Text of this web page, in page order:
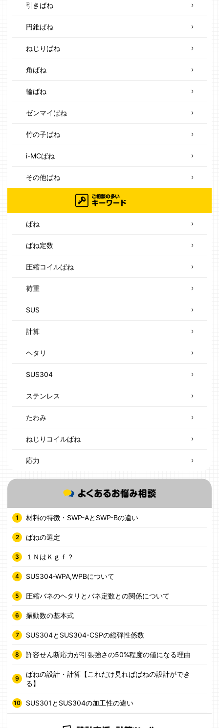
引きばね
円錐ばね
ねじりばね
角ばね
輪ばね
ゼンマイばね
竹の子ばね
i-MCばね
その他ばね
ばね
ばね定数
圧縮コイルばね
荷重
SUS
計算
ヘタリ
SUS304
ステンレス
たわみ
ねじりコイルばね
応力
材料の特徴・SWP-AとSWP-Bの違い
ばねの選定
１ＮはＫｇｆ？
SUS304-WPA,WPBについて
圧縮バネのヘタリとバネ定数との関係について
振動数の基本式
SUS304とSUS304-CSPの縦弾性係数
許容せん断応力が引張強さの50%程度の値になる理由
ばねの設計・計算【これだけ見ればばねの設計ができ
る】
SUS301とSUS304の加工性の違い